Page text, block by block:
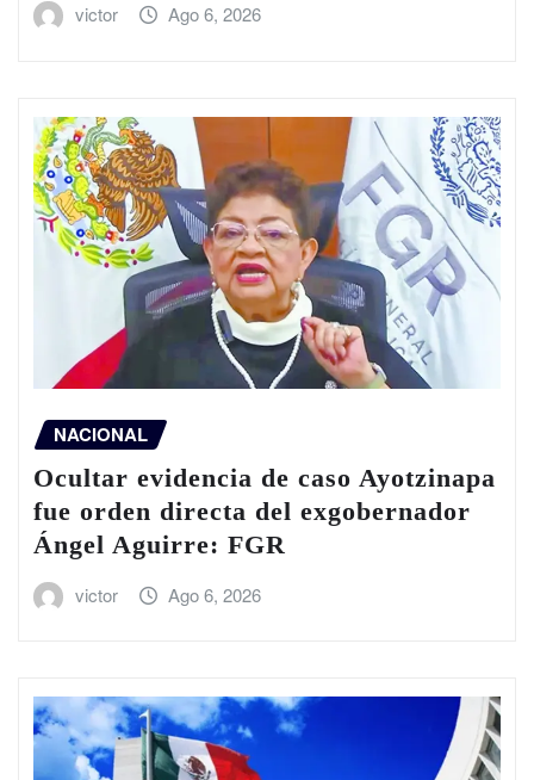
victor Ago 6, 2026
NACIONAL
Ocultar evidencia de caso Ayotzinapa
fue orden directa del exgobernador
Ángel Aguirre: FGR
victor Ago 6, 2026